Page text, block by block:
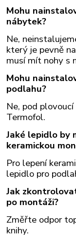
Mohu
nábytek?
Ne,
který je pevně
musí mít nohy s
Mohu
podlahu?
Ne, pod
Termofol.
Jaké lepidlo by
keramickou
Pro lepení
lepidlo pro
Jak
po montáži?
Změřte odpor
knihy.